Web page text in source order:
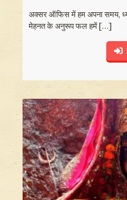
अक्सर ऑफिस में हम अपना समय,
मेहनत के अनुरूप फल हमें[…]